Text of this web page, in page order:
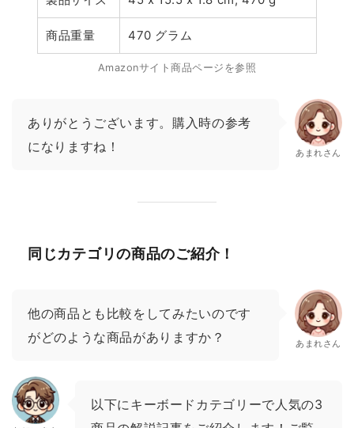
商品重量 470 グラム
Amazonサイト商品ページを参照
ありがとうございます。購入時の参考
になりますね！
あまれさん
同じカテゴリの商品のご紹介！
他の商品とも比較をしてみたいのです
がどのような商品がありますか？
あまれさん
以下にキーボードカテゴリーで人気の3